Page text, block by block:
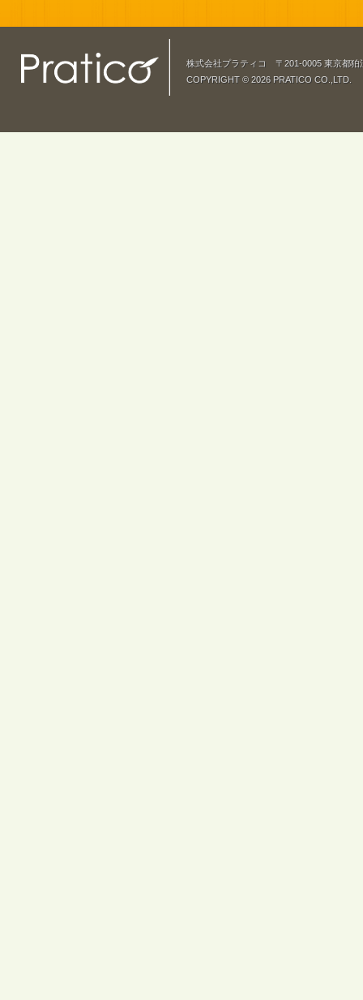
株式会社プラティコ 〒201-0005 東京都
COPYRIGHT © 2026 PRATICO CO.,LTD.